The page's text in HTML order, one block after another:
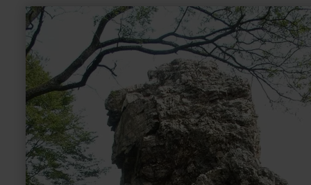
leien daken, vooral in de dorpen van de oostelijke Eifel, en de
Mayen gebaseerde, nationale school voor dakwerk
deze traditie.
meer
informatie
over:
Teufelsley